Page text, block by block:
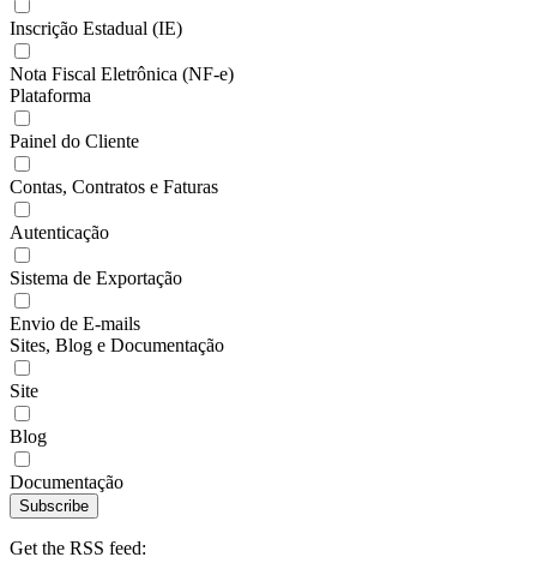
Inscrição Estadual (IE)
Nota Fiscal Eletrônica (NF-e)
Plataforma
Painel do Cliente
Contas, Contratos e Faturas
Autenticação
Sistema de Exportação
Envio de E-mails
Sites, Blog e Documentação
Site
Blog
Documentação
Subscribe
Get the RSS feed: